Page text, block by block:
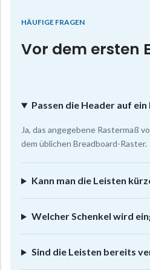
HÄUFIGE FRAGEN
Vor dem ersten
Passen die Header auf
Ja, das angegebene Rastermaß
dem üblichen Breadboard-Raster.
Kann man die Leisten
Welcher Schenkel wird
Sind die Leisten bereits